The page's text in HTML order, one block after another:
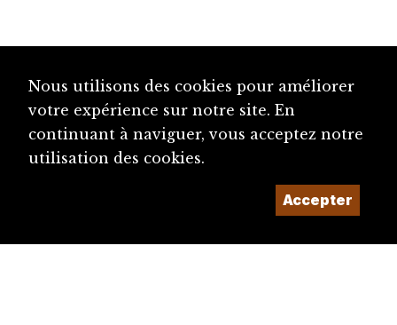
Nous utilisons des cookies pour améliorer
votre expérience sur notre site. En
continuant à naviguer, vous acceptez notre
utilisation des cookies.
Accepter